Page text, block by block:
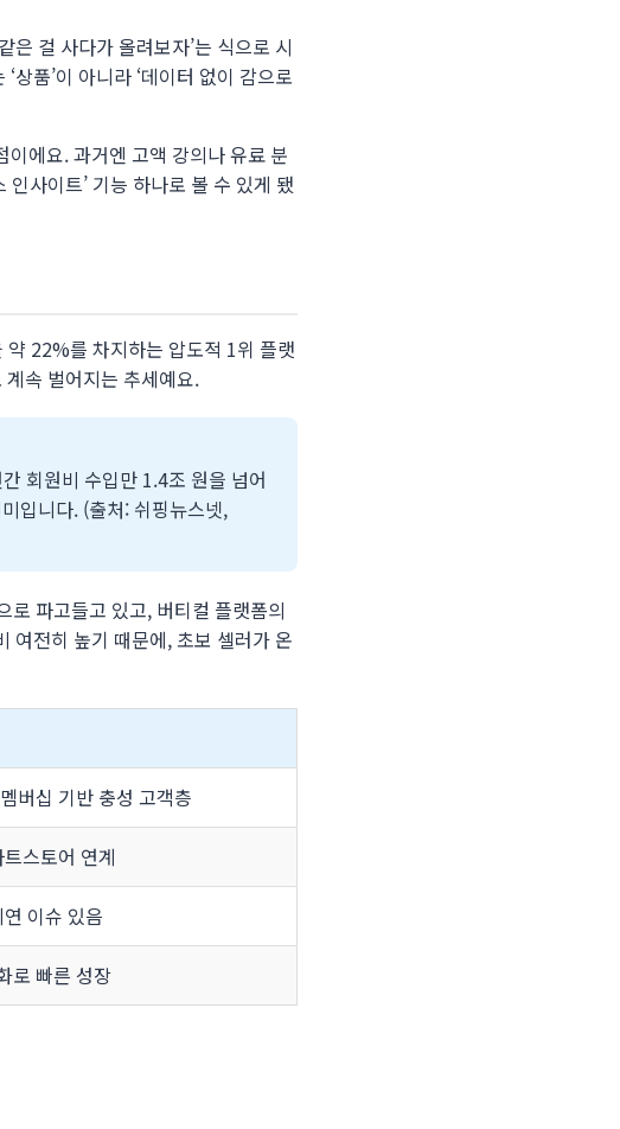
은 걸 사다가 올려보자’는 식으로 시
품’이 아니라 ‘데이터 없이 감으로
에요. 과거엔 고액 강의나 유료 분
사이트’ 기능 하나로 볼 수 있게 됐
22%를 차지하는 압도적 1위 플랫
속 벌어지는 추세예요.
회원비 수입만 1.4조 원을 넘어
입니다. (출처: 쉬핑뉴스넷,
로 파고들고 있고, 버티컬 플랫폼의
여전히 높기 때문에, 초보 셀러가 온
버십 기반 충성 고객층
스토어 연계
이슈 있음
로 빠른 성장